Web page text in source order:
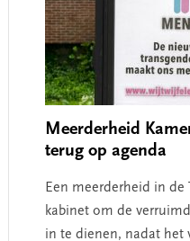
Meerderheid
terug op agenda
Een meerderheid in de
kabinet om de
in te dienen, nadat het